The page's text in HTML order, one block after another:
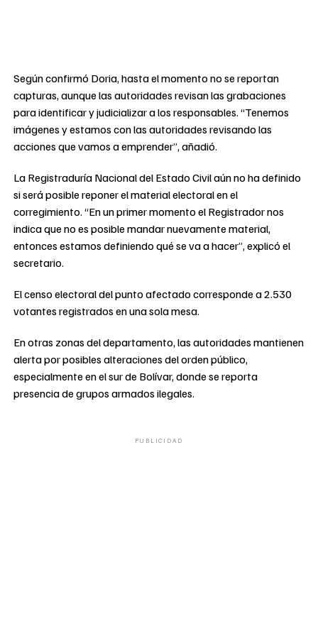
Según confirmó Doria, hasta el momento no se reportan
capturas, aunque las autoridades revisan las grabaciones
para identificar y judicializar a los responsables. “Tenemos
imágenes y estamos con las autoridades revisando las
acciones que vamos a emprender”, añadió.
La Registraduría Nacional del Estado Civil aún no ha definido
si será posible reponer el material electoral en el
corregimiento. “En un primer momento el Registrador nos
indica que no es posible mandar nuevamente material,
entonces estamos definiendo qué se va a hacer”, explicó el
secretario.
El censo electoral del punto afectado corresponde a 2.530
votantes registrados en una sola mesa.
En otras zonas del departamento, las autoridades mantienen
alerta por posibles alteraciones del orden público,
especialmente en el sur de Bolívar, donde se reporta
presencia de grupos armados ilegales.
PUBLICIDAD